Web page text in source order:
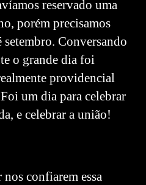
reservado uma
porém precisamos
setembro. Conversando
o grande dia foi
providencial
um dia para celebrar
e celebrar a união!
confiarem essa